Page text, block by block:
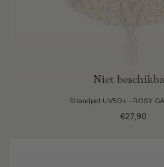
Niet
Strandpet UV50+ - ROSY
€27,90